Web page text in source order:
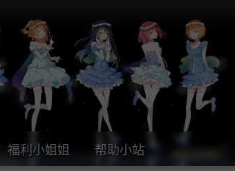
福利小姐姐 帮助小站